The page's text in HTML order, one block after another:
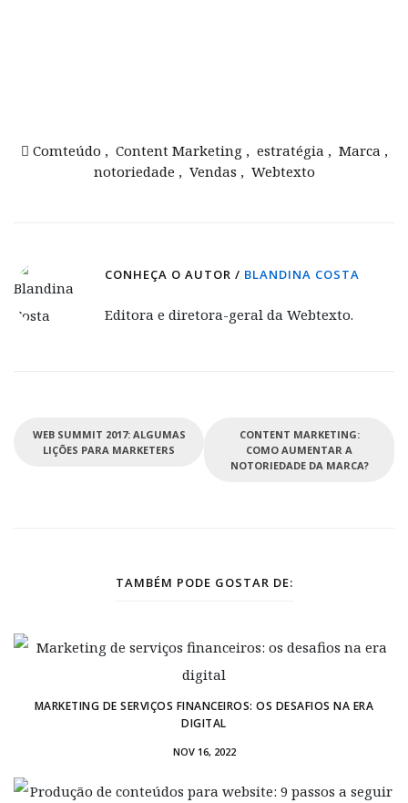
Comteúdo , Content Marketing , estratégia , Marca ,
notoriedade , Vendas , Webtexto
CONHEÇA O AUTOR / BLANDINA COSTA
Editora e diretora-geral da Webtexto.
WEB SUMMIT 2017: ALGUMAS
LIÇÕES PARA MARKETERS
CONTENT MARKETING:
COMO AUMENTAR A
NOTORIEDADE DA MARCA?
TAMBÉM PODE GOSTAR DE:
MARKETING DE SERVIÇOS FINANCEIROS: OS DESAFIOS NA ERA
DIGITAL
NOV 16, 2022